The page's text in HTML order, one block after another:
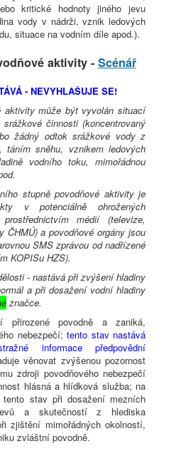
kritické hodnoty jiného jevu
vody v nádrži, vznik ledových
situace na vodním díle apod.).
aktivity - Scénář
- NEVYHLAŠUJE SE!
aktivity může být vyvolán situací
činnosti (koncentrovaný
žádný odtok srážkové vody z
sněhu, vznikem ledových
vodního toku, mimořádnou
stupně povodňové aktivity je
v potenciálně ohrožených
médií (televize,
ČHMÚ) a povodňové orgány jsou
SMS zprávou od nadřízené
KOPISu HZS).
- nastává při zvýšení hladiny
a při dosažení vodní hladiny
značce.
přirozené povodně a zaniká,
nebezpečí; tento stav nastává
informace předpovědní
věnovat zvýšenou pozornost
zdroji povodňového nebezpečí
hlásná a hlídková služba; na
stav při dosažení mezních
a skutečností z hlediska
zjištění mimořádných okolností,
zvláštní povodně.